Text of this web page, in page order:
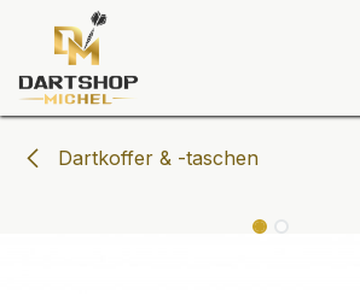
Zum Inhalt springen
Dartkoffer & -taschen